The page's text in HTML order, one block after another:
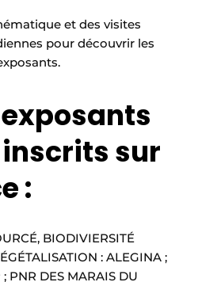
et des visites
pour découvrir les
sur
:
BIODIVIERSITÉ
: ALEGINA ;
PNR DES MARAIS DU